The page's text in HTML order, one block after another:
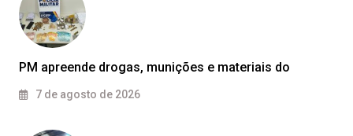
PM apreende drogas, munições e materiais do
7 de agosto de 2026